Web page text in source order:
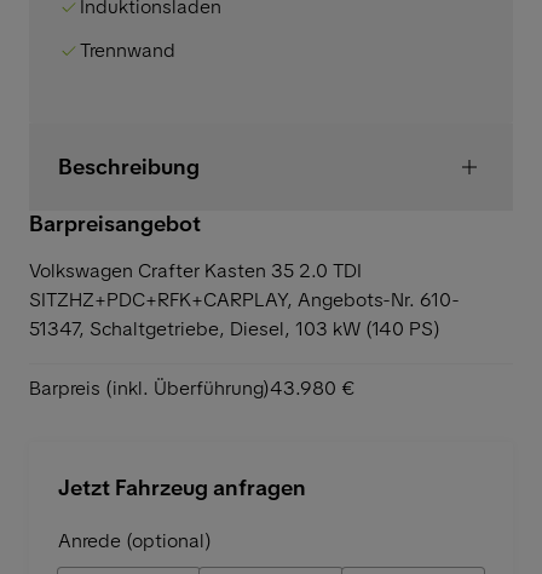
Induktionsladen
Trennwand
Beschreibung
Barpreisangebot
Volkswagen Crafter Kasten 35 2.0 TDI
SITZHZ+PDC+RFK+CARPLAY, Angebots-Nr. 610-
51347, Schaltgetriebe, Diesel, 103 kW (140 PS)
Barpreis (inkl. Überführung)43.980 €
Jetzt Fahrzeug anfragen
Anrede (optional)